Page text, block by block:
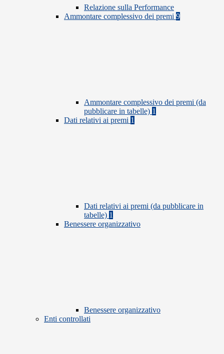
Relazione sulla Performance
Ammontare complessivo dei premi 9
Ammontare complessivo dei premi (da
pubblicare in tabelle) 1
Dati relativi ai premi 1
Dati relativi ai premi (da pubblicare in
tabelle) 1
Benessere organizzativo
Benessere organizzativo
Enti controllati